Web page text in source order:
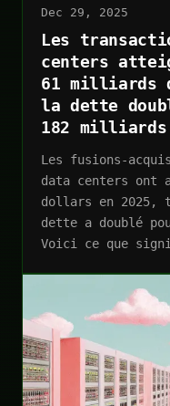
Dec 29, 2025
Les
centers
61 milliards
la dette
182 milliards
Les fusions-
data centers ont
dollars en 2025,
dette a doublé
Voici ce que